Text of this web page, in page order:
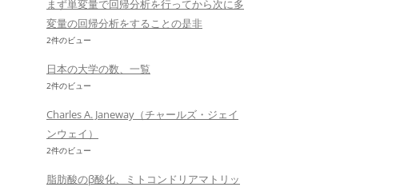
まず単変量で回帰分析を行ってから次に多
変量の回帰分析をすることの是非
2件のビュー
日本の大学の数、一覧
2件のビュー
Charles A. Janeway（チャールズ・ジェイ
ンウェイ）
2件のビュー
脂肪酸のβ酸化、ミトコンドリアマトリッ